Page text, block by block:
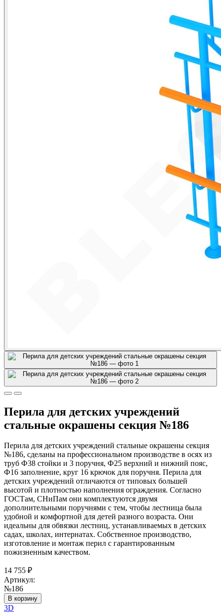
Перила для детских учреждений
стальные окрашены секция №186
Перила для детских учреждений стальные окрашены секция
№186, сделаны на профессиональном производстве в осях из
труб Ф38 стойки и 3 поручня, Ф25 верхний и нижний пояс,
Ф16 заполнение, круг 16 крючок для поручня. Перила для
детских учреждений отличаются от типовых большей
высотой и плотностью наполнения ограждения. Согласно
ГОСТам, СНиПам они комплектуются двумя
дополнительными поручнями с тем, чтобы лестница была
удобной и комфортной для детей разного возраста. Они
идеальны для обвязки лестниц, устанавливаемых в детских
садах, школах, интернатах. Собственное производство,
изготовление и монтаж перил с гарантированным
пожизненным качеством.
14 755 ₽
Артикул:
№186
В корзину
3D